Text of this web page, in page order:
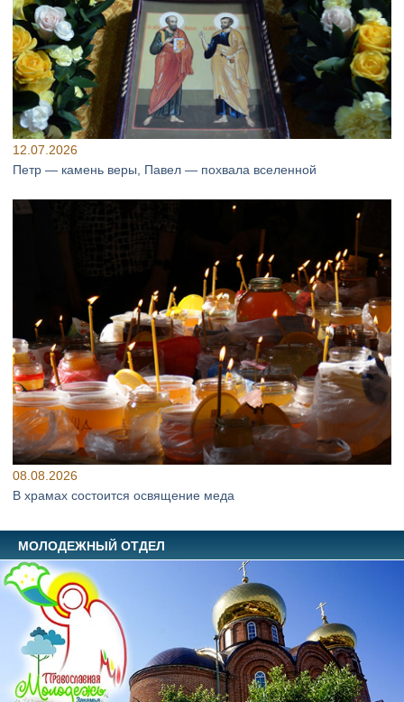
12.07.2026
Петр — камень веры, Павел — похвала вселенной
08.08.2026
В храмах состоится освящение меда
МОЛОДЕЖНЫЙ ОТДЕЛ